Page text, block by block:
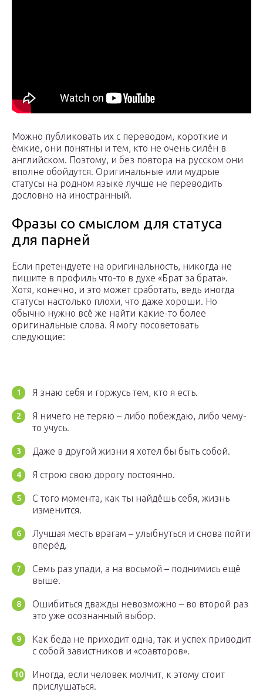
Можно публиковать их с переводом, короткие и
ёмкие, они понятны и тем, кто не очень силён в
английском. Поэтому, и без повтора на русском они
вполне обойдутся. Оригинальные или мудрые
статусы на родном языке лучше не переводить
дословно на иностранный.
Фразы со смыслом для статуса
для парней
Если претендуете на оригинальность, никогда не
пишите в профиль что-то в духе «Брат за брата».
Хотя, конечно, и это может сработать, ведь иногда
статусы настолько плохи, что даже хороши. Но
обычно нужно всё же найти какие-то более
оригинальные слова. Я могу посоветовать
следующие:
Я знаю себя и горжусь тем, кто я есть.
Я ничего не теряю – либо побеждаю, либо чему-
то учусь.
Даже в другой жизни я хотел бы быть собой.
Я строю свою дорогу постоянно.
С того момента, как ты найдёшь себя, жизнь
изменится.
Лучшая месть врагам – улыбнуться и снова пойти
вперёд.
Семь раз упади, а на восьмой – поднимись ещё
выше.
Ошибиться дважды невозможно – во второй раз
это уже осознанный выбор.
Как беда не приходит одна, так и успех приводит
с собой завистников и «соавторов».
Иногда, если человек молчит, к этому стоит
прислушаться.